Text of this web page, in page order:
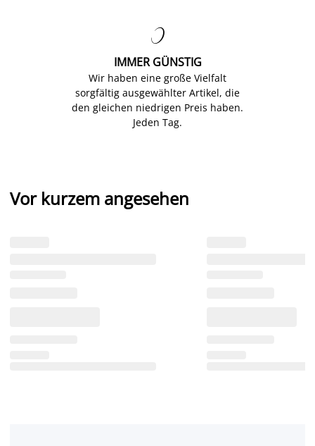

IMMER GÜNSTIG
Wir haben eine große Vielfalt
sorgfältig ausgewählter Artikel, die
den gleichen niedrigen Preis haben.
Jeden Tag.
Vor kurzem angesehen